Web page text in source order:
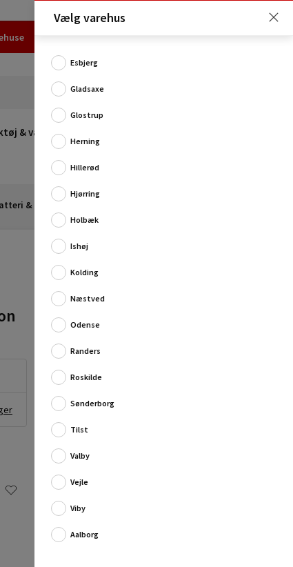
& værksted
& lader
hastighed og styrke til boring i metal og træ samt til at
Vælg varehus
Esbjerg
Gladsaxe
Glostrup
Herning
Hillerød
Hjørring
Holbæk
Ishøj
Kolding
Næstved
Odense
Randers
Roskilde
Sønderborg
Tilst
Valby
Vejle
Viby
Aalborg